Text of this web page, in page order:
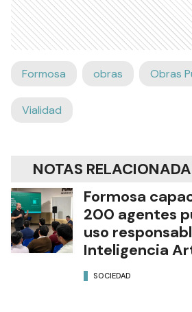
Formosa obras Obras
Vialidad
NOTAS
Formosa
200 agentes
uso
Inteligencia
SOCIEDAD